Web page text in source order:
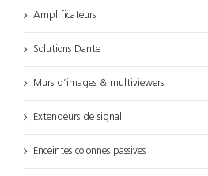
Amplificateurs
Solutions Dante
Murs d’images & multiviewers
Extendeurs de signal
Enceintes colonnes passives